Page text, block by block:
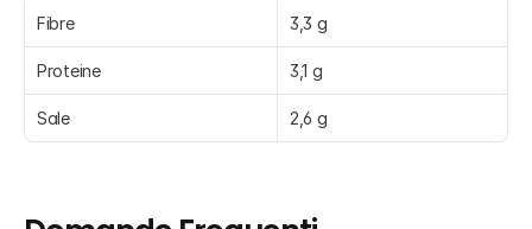
Fibre 3,3 g
Proteine 3,1 g
Sale 2,6 g